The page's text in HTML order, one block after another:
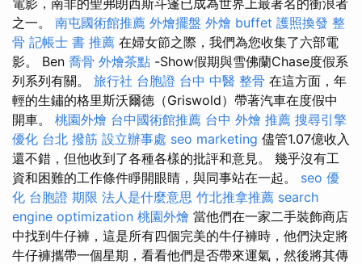
電影，南非的聖弗朗西斯斗篷已成為世界上最著名的衝浪者
之一。 南屯國術館推薦 外燴擺盤 外燴 buffet 護照換發 整
骨 記帳士 書 推薦 在婦女節之際，我們為您收集了六部電
影。 Ben 喬骨 外燴茶點 -Show假期與雪佛蘭Chase度假系
列系列有關。 旅行社 台胞證 台中 中醫 整骨 在這方面，年
輕的生鏽的格里斯沃爾德（Griswold）帶著汽車在度假中
開車。 桃園外燴 台中國術館推薦 台中 外燴 推薦 搜尋引擎
優化 台北 撥筋 設立辦事處 seo marketing 儘管1.07億收入
還不錯，但他收到了各種各樣的批評和意見。 幾乎沒有工
資和困難的工作條件睜開眼睛，與同事站在一起。 seo 優
化 台胞證 期限 法人是什麼意思 竹北推拿推薦 search
engine optimization 桃園外燴 當他們在一家二手裝飾商店
中找到牛仔褲，這是所有四個完美的牛仔褲時，他們決定將
牛仔褲攜帶一個星期，看看他們是否帶來運氣，然後將其傳